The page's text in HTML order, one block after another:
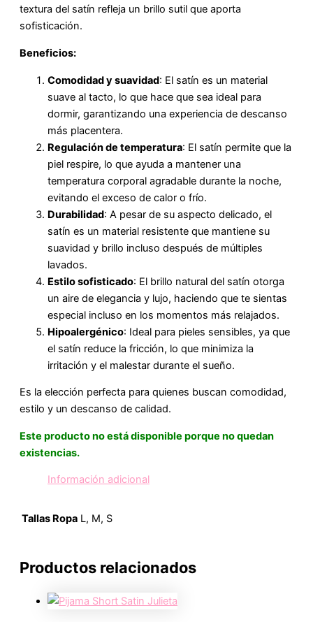
textura del satín refleja un brillo sutil que aporta
sofisticación.
Beneficios:
Comodidad y suavidad: El satín es un material
suave al tacto, lo que hace que sea ideal para
dormir, garantizando una experiencia de descanso
más placentera.
Regulación de temperatura: El satín permite que la
piel respire, lo que ayuda a mantener una
temperatura corporal agradable durante la noche,
evitando el exceso de calor o frío.
Durabilidad: A pesar de su aspecto delicado, el
satín es un material resistente que mantiene su
suavidad y brillo incluso después de múltiples
lavados.
Estilo sofisticado: El brillo natural del satín otorga
un aire de elegancia y lujo, haciendo que te sientas
especial incluso en los momentos más relajados.
Hipoalergénico: Ideal para pieles sensibles, ya que
el satín reduce la fricción, lo que minimiza la
irritación y el malestar durante el sueño.
Es la elección perfecta para quienes buscan comodidad,
estilo y un descanso de calidad.
Este producto no está disponible porque no quedan
existencias.
Información adicional
Tallas Ropa L, M, S
Productos relacionados